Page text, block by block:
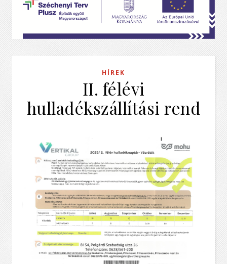
HÍREK
II. félévi
hulladékszállítási rend